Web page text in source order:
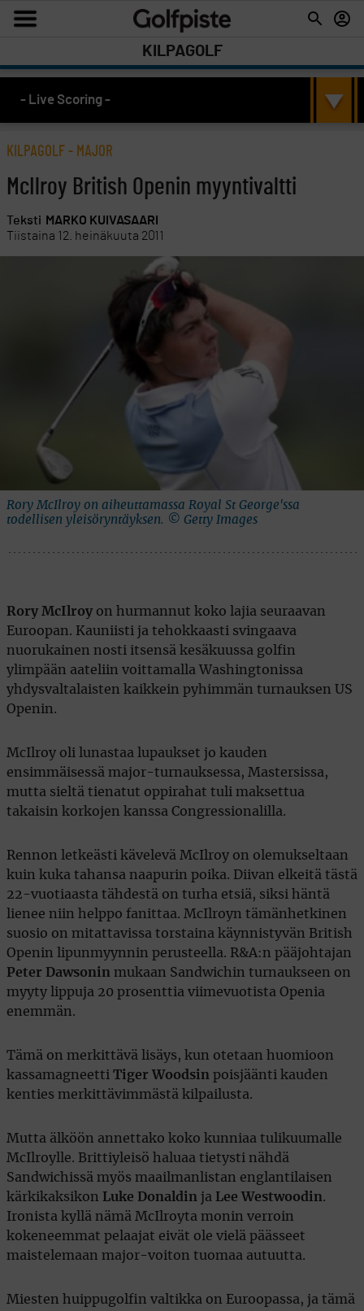
KILPAGOLF
- Live Scoring -
KILPAGOLF - MAJOR
McIlroy British Openin myyntivaltti
Teksti MARKO KUIVASAARI
Tiistaina 12. heinäkuuta 2011
Rory McIlroy on aiheuttamassa Royal St George'ssa
todellisen yleisöryntäyksen. © Getty Images
Rory McIlroy on hurmannut koko lajia seuraavan
Euroopan. Kauniisti ja tehokkaasti svingaava
nuorukainen nosti itsensä kesäkuussa golfin
ylimpään aateliin voittamalla Washingtonissa
yhdysvaltalaisten kaikkein pyhimmän turnauksen US
Openin.
McIlroy oli lunastaa lupaukset jo kauden
ensimmäisessä major-turnauksessa, Mastersissa,
mutta sieltä tienatut oppirahat tuli maksettua
takaisin korkojen kanssa Congressionalilla.
Rennon letkeästi kävelevä McIlroy on olemukseltaan
kuin kuka tahansa naapurin poika. Diivan elkeitä tästä
22-vuotiaasta tähdestä on turha etsiä, siksi häntä
lienee niin helppo fanittaa. McIlroyn tämänhetkinen
suosio on mitattavissa torstaina käynnistyvän British
Openin lipunmyynnin perusteella. R&A:n pääjohtajan
Peter Dawsonin mukaan Sandwichin turnaukseen on
myyty lippuja 20 prosenttia viimevuotista Openia
enemmän.
Tämä on merkittävä lisäys, kun otetaan huomioon
kassamagneetti Tiger Woodsin poisjäänti kauden
kenties merkittävimmästä kilpailusta.
Mutta älköön annettako koko kunniaa tulikuumalle
McIlroylle. Brittiyleisö haluaa tietysti nähdä
Sandwichissä myös maailmanlistan englantilaisen
kärkikaksikon
Luke Donaldin ja Lee Westwoodin.
Ironista kyllä nämä McIlroyta monin verroin
kokeneemmat pelaajat eivät ole vielä päässeet
maistelemaan major-voiton tuomaa autuutta.
Miesten huippugolfin valtikka on Euroopassa, ja tämä